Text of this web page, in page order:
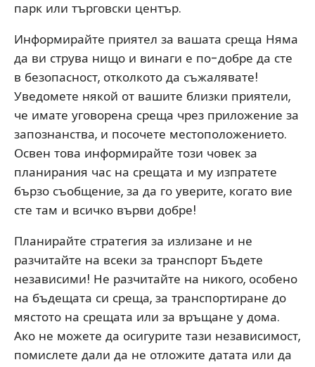
парк или търговски център.
Информирайте приятел за вашата среща Няма
да ви струва нищо и винаги е по-добре да сте
в безопасност, отколкото да съжалявате!
Уведомете някой от вашите близки приятели,
че имате уговорена среща чрез приложение за
запознанства, и посочете местоположението.
Освен това информирайте този човек за
планирания час на срещата и му изпратете
бързо съобщение, за да го уверите, когато вие
сте там и всичко върви добре!
Планирайте стратегия за излизане и не
разчитайте на всеки за транспорт Бъдете
независими! Не разчитайте на никого, особено
на бъдещата си среща, за транспортиране до
мястото на срещата или за връщане у дома.
Ако не можете да осигурите тази независимост,
помислете дали да не отложите датата или да